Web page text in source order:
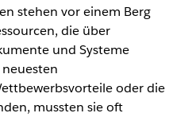
stehen vor einem Berg
die über
und Systeme
oder die
mussten sie oft